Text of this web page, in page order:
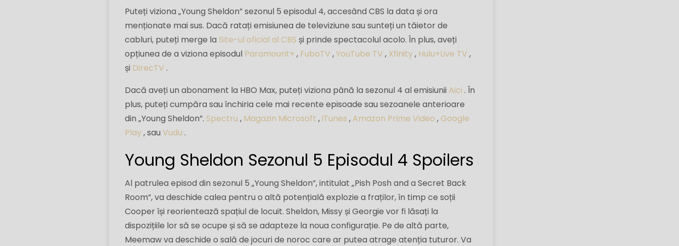
Puteți viziona „Young Sheldon” sezonul 5 episodul 4, accesând CBS la data și ora
menționate mai sus. Dacă ratați emisiunea de televiziune sau sunteți un tăietor de
cabluri, puteți merge la Site-ul oficial al CBS și prinde spectacolul acolo. În plus, aveți
opțiunea de a viziona episodul Paramount+ , FuboTV ,YouTube TV , Xfinity, Hulu+Live TV ,
și DirecTV .
Dacă aveți un abonament la HBO Max, puteți viziona până la sezonul 4 al emisiunii Aici . În
plus, puteți cumpăra sau închiria cele mai recente episoade sau sezoanele anterioare
din „Young Sheldon”. Spectru , Magazin Microsoft ,iTunes , Amazon Prime Video , Google
Play, sauVudu .
Young Sheldon Sezonul 5 Episodul 4 Spoilers
Al patrulea episod din sezonul 5 „Young Sheldon”, intitulat „Pish Posh and a Secret Back
Room”, va deschide calea pentru o altă potențială explozie a fraților, în timp ce soții
Cooper își reorientează spațiul de locuit. Sheldon, Missy și Georgie vor fi lăsați la
dispozițiile lor să se ocupe și să se adapteze la noua configurație. Pe de altă parte,
Meemaw va deschide o sală de jocuri de noroc care ar putea atrage atenția tuturor. Va